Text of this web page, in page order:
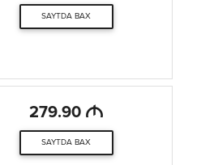
SAYTDA BAX
279.90 M
SAYTDA BAX